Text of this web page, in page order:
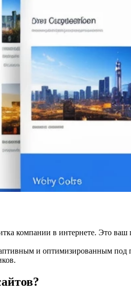
компании в интернете. Это
и оптимизированным